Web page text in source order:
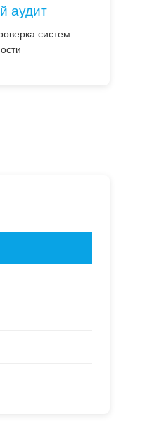
аудит
систем